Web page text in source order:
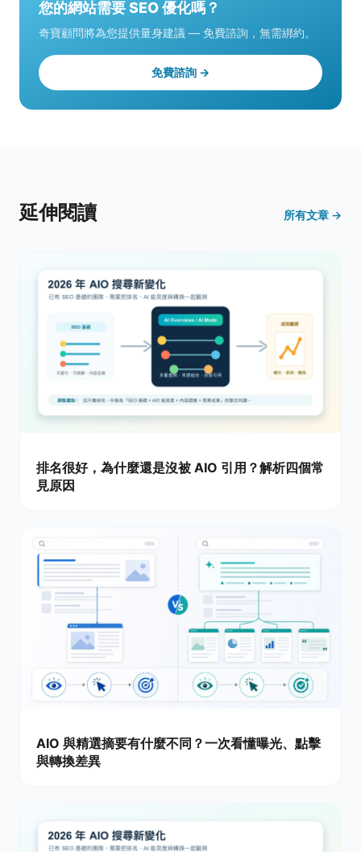
您的網站需要 SEO 優化嗎？
奇寶顧問將為您提供量身建議 — 免費諮詢，無需綁約。
免費諮詢 →
延伸閱讀 所有文章 →
排名很好，為什麼還是沒被 AIO 引用？解析四個常
見原因
AIO 與精選摘要有什麼不同？一次看懂曝光、點擊
與轉換差異